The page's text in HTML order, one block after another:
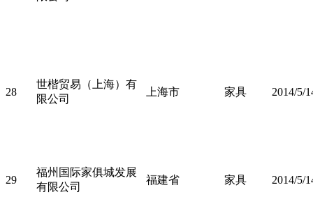
28
世楷贸易（上海）有
限公司
上海市 家具 2014/5/
29
福州国际家俱城发展
有限公司
福建省 家具 2014/5/